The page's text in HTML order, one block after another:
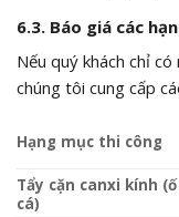
6.3. Báo giá các
Nếu quý khách chỉ
chúng tôi cung cấp
Hạng mục thi công
Tẩy cặn canxi kính
cá)